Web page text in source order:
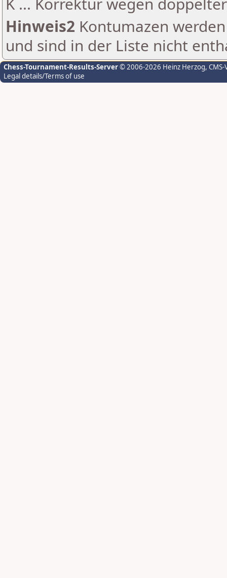
Hinweis2 Kontumazen
und sind in der Liste nicht
Chess-Tournament-Results-Server© 2006-2026 Heinz Herzog,
Legal details/Terms of use